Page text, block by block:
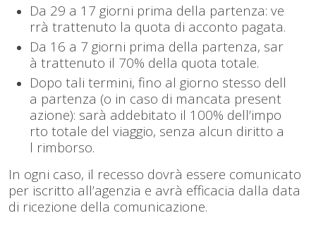
Da 29 a 17 giorni prima della partenza: ve
rrà trattenuto la quota di acconto pagata.
Da 16 a 7 giorni prima della partenza, sar
à trattenuto il 70% della quota totale.
Dopo tali termini, fino al giorno stesso dell
a partenza (o in caso di mancata present
azione): sarà addebitato il 100% dell’impo
rto totale del viaggio, senza alcun diritto a
l rimborso.
In ogni caso, il recesso dovrà essere comunicato
per iscritto all’agenzia e avrà efficacia dalla data
di ricezione della comunicazione.